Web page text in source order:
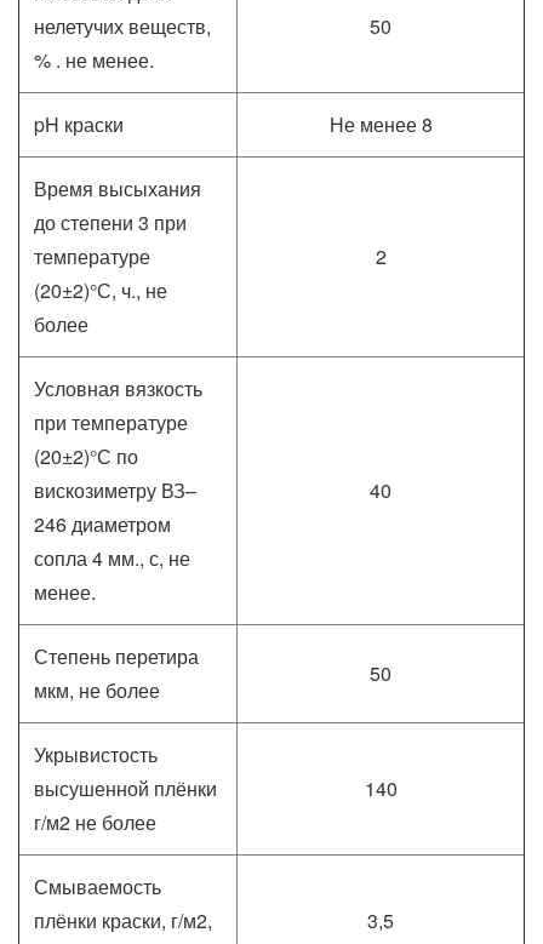
нелетучих веществ,
% . не менее.
50
pH краски Не менее 8
Время высыхания
до степени 3 при
температуре
(20±2)°С, ч., не
более
2
Условная вязкость
при температуре
(20±2)°С по
вискозиметру ВЗ–
246 диаметром
сопла 4 мм., с, не
менее.
40
Степень перетира
мкм, не более
50
Укрывистость
высушенной плёнки
г/м2 не более
140
Смываемость
плёнки краски, г/м2,
3,5